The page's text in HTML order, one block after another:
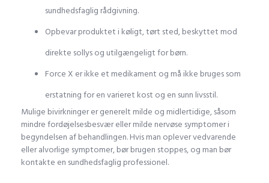
sundhedsfaglig rådgivning.
Opbevar produktet i køligt, tørt sted, beskyttet mod
direkte sollys og utilgængeligt for børn.
Force X er ikke et medikament og må ikke bruges som
erstatning for en varieret kost og en sunn livsstil.
Mulige bivirkninger er generelt milde og midlertidige, såsom
mindre fordøjelsesbesvær eller milde nervøse symptomer i
begyndelsen af behandlingen. Hvis man oplever vedvarende
eller alvorlige symptomer, bør brugen stoppes, og man bør
kontakte en sundhedsfaglig professionel.